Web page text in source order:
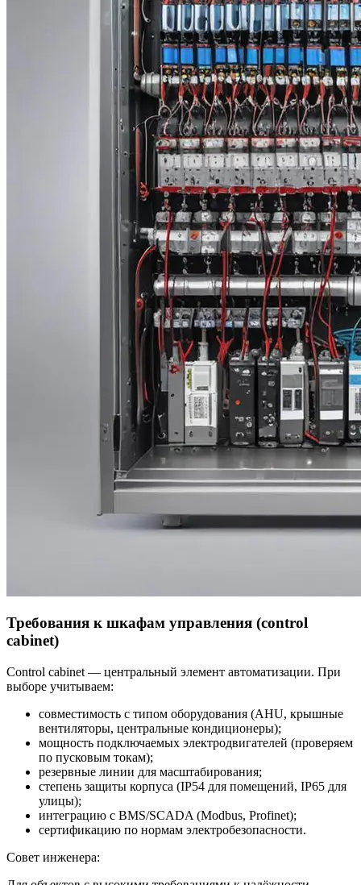
Требования к шкафам управления (control
cabinet)
Control cabinet — центральный элемент автоматизации. При
выборе учитываем:
совместимость с типом оборудования (AHU, крышные
вентиляторы, центральные кондиционеры);
мощность подключаемых электродвигателей (проверяем
по пусковым токам);
резервные линии для масштабирования;
степень защиты корпуса (IP54 для помещений, IP65 для
улицы);
интеграцию с BMS/SCADA (Modbus, Profinet);
сертификацию по нормам электробезопасности.
Совет инженера: